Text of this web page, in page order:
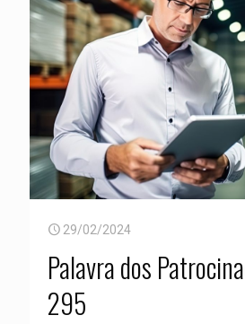
29/02/2024
Palavra dos
295